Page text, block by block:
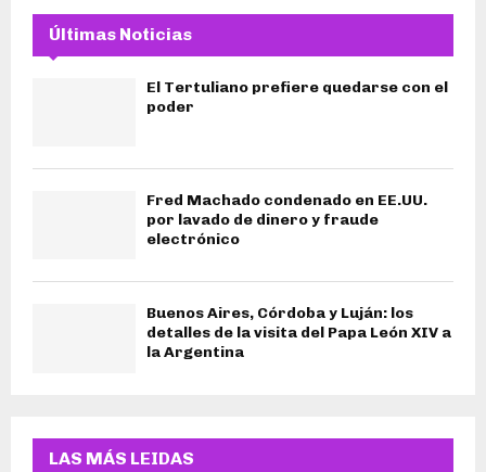
Últimas Noticias
El Tertuliano prefiere quedarse con el
poder
Fred Machado condenado en EE.UU.
por lavado de dinero y fraude
electrónico
Buenos Aires, Córdoba y Luján: los
detalles de la visita del Papa León XIV a
la Argentina
LAS MÁS LEIDAS